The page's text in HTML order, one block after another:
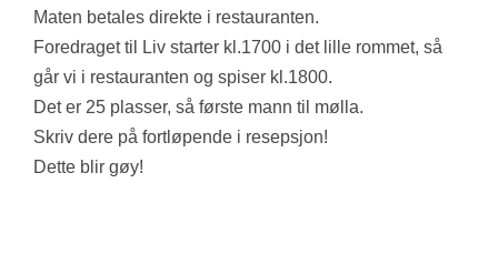
Maten betales direkte i restauranten.
Foredraget til Liv starter kl.1700 i det lille rommet, så
går vi i restauranten og spiser kl.1800.
Det er 25 plasser, så første mann til mølla.
Skriv dere på fortløpende i resepsjon!
Dette blir gøy!